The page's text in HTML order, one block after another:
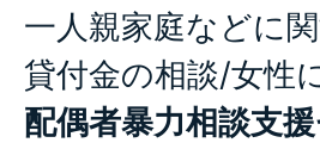
一人親家庭などに
貸付金の相談/女性
配偶者暴力相談支